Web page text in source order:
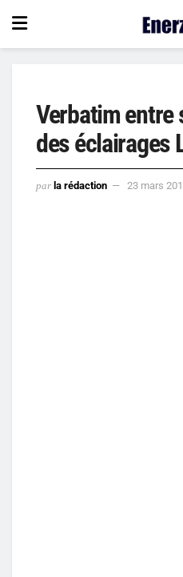
Verbatim entre
des éclairages
par la rédaction 23 mars